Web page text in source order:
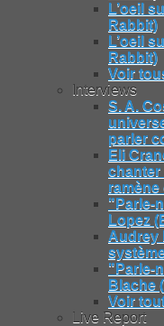
L’oeil
Rabbit)
L’oeil
Rabbit)
Voir
Interviews
S. A.
parler
Eli
chanter
ramène
"Parle-
Lopez
Audrey
"Parle-
Blache
Voir
Live Report